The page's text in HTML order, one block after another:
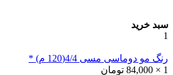
سبد خرید
1
رنگ مو دوماسی مسی 4/4(120 م) *
1 ×
84,000 تومان